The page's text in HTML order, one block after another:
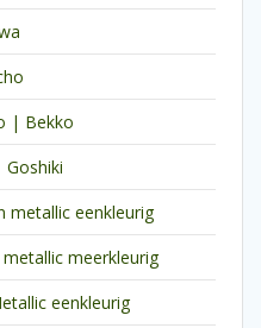
| Bekko
eenkleurig
meerkleurig
eenkleurig